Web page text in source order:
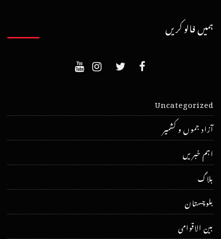
ہمیں فالو کریں
Uncategorized
آزاد جموں و کشمیر
اہم خبریں
بلاگ
بلوچستان
بین الاقوامی